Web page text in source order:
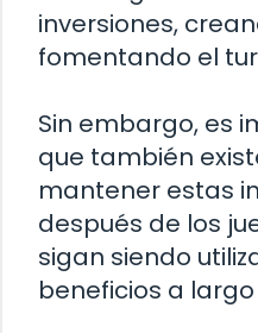
inversiones,
fomentando el
Sin embargo, es
que también
mantener estas
después de los
sigan siendo
beneficios a largo